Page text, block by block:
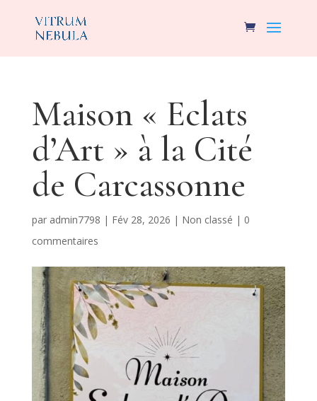
Maison « Eclats
d’Art » à la Cité
de Carcassonne
par admin7798 | Fév 28, 2026 | Non classé | 0
commentaires